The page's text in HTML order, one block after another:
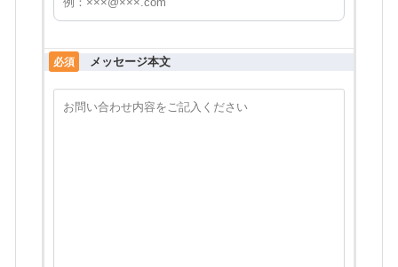
必須 メッセージ本文